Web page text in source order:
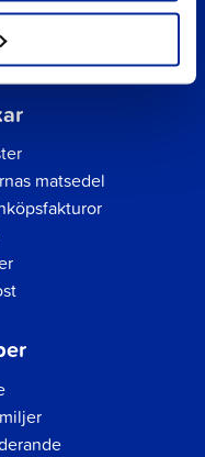
matsedel